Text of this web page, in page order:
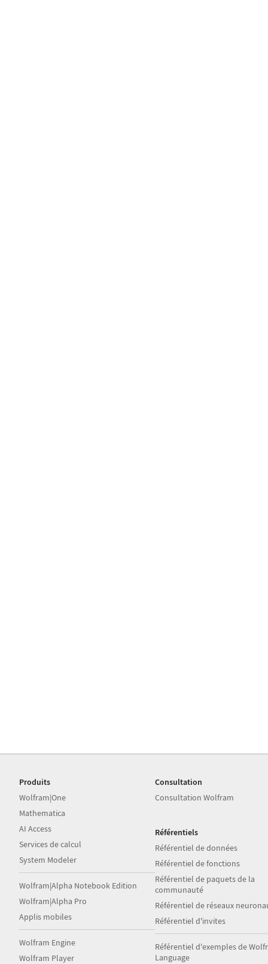
Produits
Wolfram|One
Mathematica
AI Access
Services de calcul
System Modeler
Wolfram|Alpha Notebook Edition
Wolfram|Alpha Pro
Applis mobiles
Wolfram Engine
Wolfram Player
Consultation
Consultation Wolfram
Référentiels
Référentiel de données
Référentiel de fonctions
Référentiel de paquets de la
communauté
Référentiel de réseaux
Référentiel d'invites
Référentiel d'exemples de
Language